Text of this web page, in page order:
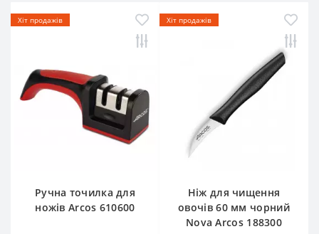
Хіт продажів
Ручна точилка для
ножів Arcos 610600
Хіт продажів
Ніж для чищення
овочів 60 мм чорний
Nova Arcos 188300